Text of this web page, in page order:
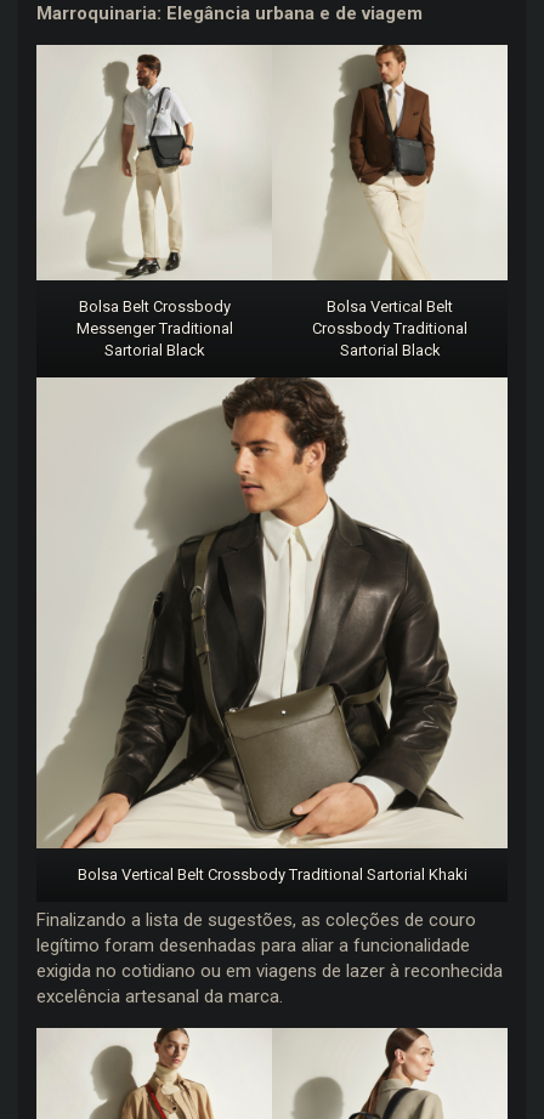
Marroquinaria: Elegância urbana e de viagem
Bolsa Belt Crossbody
Messenger Traditional
Sartorial Black
Bolsa Vertical Belt
Crossbody Traditional
Sartorial Black
Bolsa Vertical Belt Crossbody Traditional Sartorial Khaki
Finalizando a lista de sugestões, as coleções de couro
legítimo foram desenhadas para aliar a funcionalidade
exigida no cotidiano ou em viagens de lazer à reconhecida
excelência artesanal da marca.